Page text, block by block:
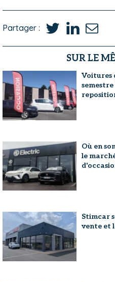
Partager :
SUR LE
Voitures
semestre
Où en
le
Stimcar
vente et